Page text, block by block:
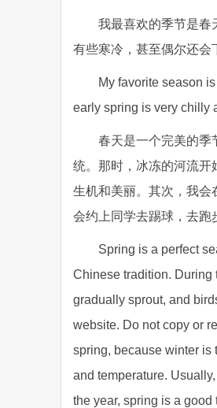
我最喜欢的季节是春
有些寒冷，甚至偶尔还会
My favorite season
early spring is very chilly
春天是一个完美的季
统。那时，冰冻的河流开
生机和美丽。其次，我会
会约上同学去踢球，去跑
Spring is a perfect
Chinese tradition. During
gradually sprout, and
website. Do not copy or
spring, because winter is
and temperature.
the year, spring is a